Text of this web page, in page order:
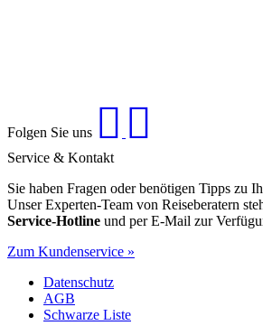
Folgen Sie uns
Service & Kontakt
Sie haben Fragen oder benötigen Tipps zu
Unser Experten-Team von Reiseberatern
Service-Hotline und per E-Mail zur
Zum Kundenservice »
Datenschutz
AGB
Schwarze Liste